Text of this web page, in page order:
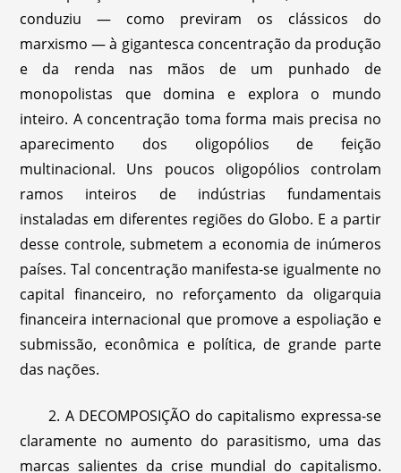
conduziu — como previram os clássicos do
marxismo — à gigantesca concentração da produção
e da renda nas mãos de um punhado de
monopolistas que domina e explora o mundo
inteiro. A concentração toma forma mais precisa no
aparecimento dos oligopólios de feição
multinacional. Uns poucos oligopólios controlam
ramos inteiros de indústrias fundamentais
instaladas em diferentes regiões do Globo. E a partir
desse controle, submetem a economia de inúmeros
países. Tal concentração manifesta-se igualmente no
capital financeiro, no reforçamento da oligarquia
financeira internacional que promove a espoliação e
submissão, econômica e política, de grande parte
das nações.
2. A DECOMPOSIÇÃO do capitalismo expressa-se
claramente no aumento do parasitismo, uma das
marcas salientes da crise mundial do capitalismo.